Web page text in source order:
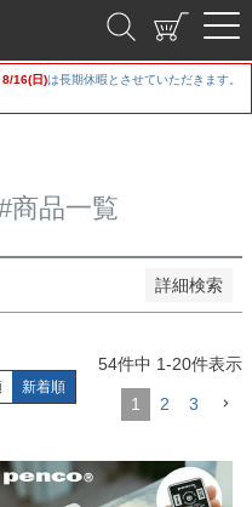
16(日)は長期休暇とさせていただきます。
商品一覧
詳細検索
新着順
54件中 1-20件表示
1 2 3